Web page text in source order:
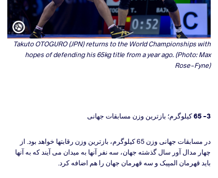
Takuto OTOGURO (JPN) returns to the World Championships with
hopes of defending his 65kg title from a year ago. (Photo: Max
Rose-Fyne)
3- 65 کیلوگرم؛ بازترین وزن مسابقات جهانی
در مسابقات جهانی وزن 65 کیلوگرم، بازترین وزن رقابتها خواهد بود. از
چهار مدال آور سال گذشته جهان، سه نفر آنها به میدان می آیند که به آنها
باید قهرمان المپیک و سه قهرمان جهان را هم اضافه کرد.